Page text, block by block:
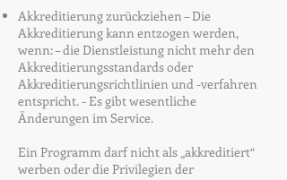
Akkreditierung zurückziehen – Die
Akkreditierung kann entzogen werden,
wenn: – die Dienstleistung nicht mehr den
Akkreditierungsstandards oder
Akkreditierungsrichtlinien und -verfahren
entspricht. - Es gibt wesentliche
Änderungen im Service.
Ein Programm darf nicht als „akkreditiert“
werben oder die Privilegien der